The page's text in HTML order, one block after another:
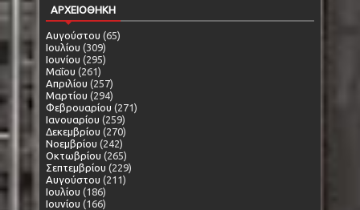
ΑΡΧΕΙΟΘΗΚΗ
Αυγούστου (65)
Ιουλίου (309)
Ιουνίου (295)
Μαΐου (261)
Απριλίου (257)
Μαρτίου (294)
Φεβρουαρίου (271)
Ιανουαρίου (259)
Δεκεμβρίου (270)
Νοεμβρίου (242)
Οκτωβρίου (265)
Σεπτεμβρίου (229)
Αυγούστου (211)
Ιουλίου (186)
Ιουνίου (166)